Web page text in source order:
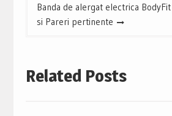
Banda de alergat electrica
si Pareri pertinente
Related Posts